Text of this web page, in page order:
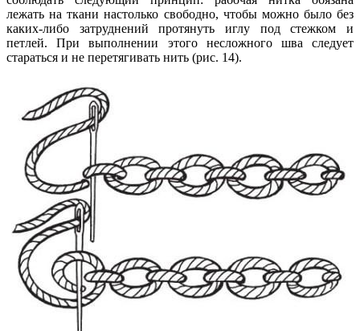
лежать на ткани настолько свободно, чтобы можно было без
каких-либо затруднений протянуть иглу под стежком и
петлей. При выполнении этого несложного шва следует
стараться и не перетягивать нить (рис. 14).